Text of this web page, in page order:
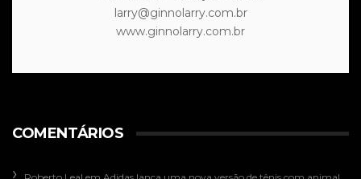
larry@ginnolarry.com.br
www.ginnolarry.com.br
COMENTÁRIOS